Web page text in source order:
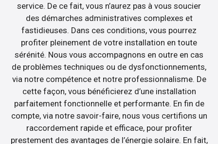
service. De ce fait, vous n’aurez pas à vous soucier
des démarches administratives complexes et
fastidieuses. Dans ces conditions, vous pourrez
profiter pleinement de votre installation en toute
sérénité. Nous vous accompagnons en outre en cas
de problèmes techniques ou de dysfonctionnements,
via notre compétence et notre professionnalisme. De
cette façon, vous bénéficierez d’une installation
parfaitement fonctionnelle et performante. En fin de
compte, via notre savoir-faire, nous vous certifions un
raccordement rapide et efficace, pour profiter
prestement des avantages de l’énergie solaire. En fait,